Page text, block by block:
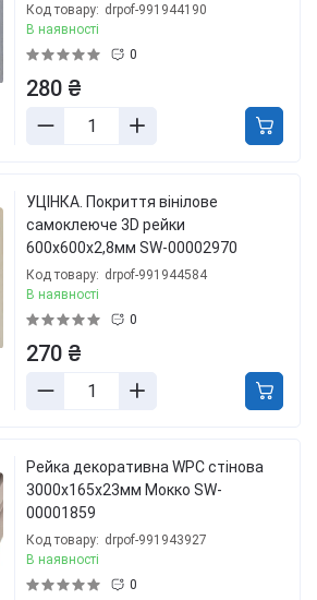
Код товару: drpof-991944190
В наявності
0
280 ₴
УЦІНКА. Покриття вінілове
самоклеюче 3D рейки
600х600х2,8мм SW-00002970
Код товару: drpof-991944584
В наявності
0
270 ₴
Рейка декоративна WPC стінова
3000х165х23мм Мокко SW-
00001859
Код товару: drpof-991943927
В наявності
0